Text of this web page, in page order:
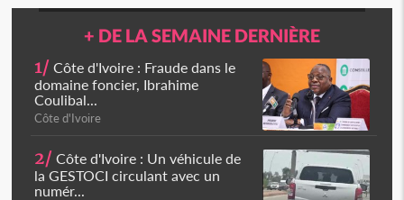
+ DE LA SEMAINE DERNIÈRE
1/ Côte d'Ivoire : Fraude dans le
domaine foncier, Ibrahime
Coulibal...
Côte d'Ivoire
2/ Côte d'Ivoire : Un véhicule de
la GESTOCI circulant avec un
numér...